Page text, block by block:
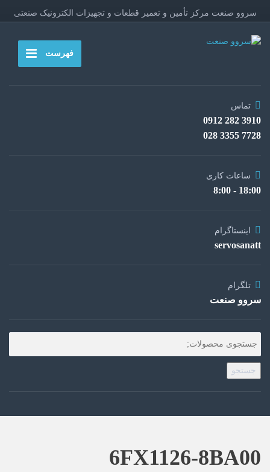
سروو صنعت مرکز تأمین و تعمیر قطعات و تجهیزات الکترونیک صنعتی
فهرست
تماس
3910 282 0912
7728 3355 028
ساعات کاری
18:00 - 8:00
اینستاگرام
servosanatt
تلگرام
سروو صنعت
جستجو
6FX1126-8BA00